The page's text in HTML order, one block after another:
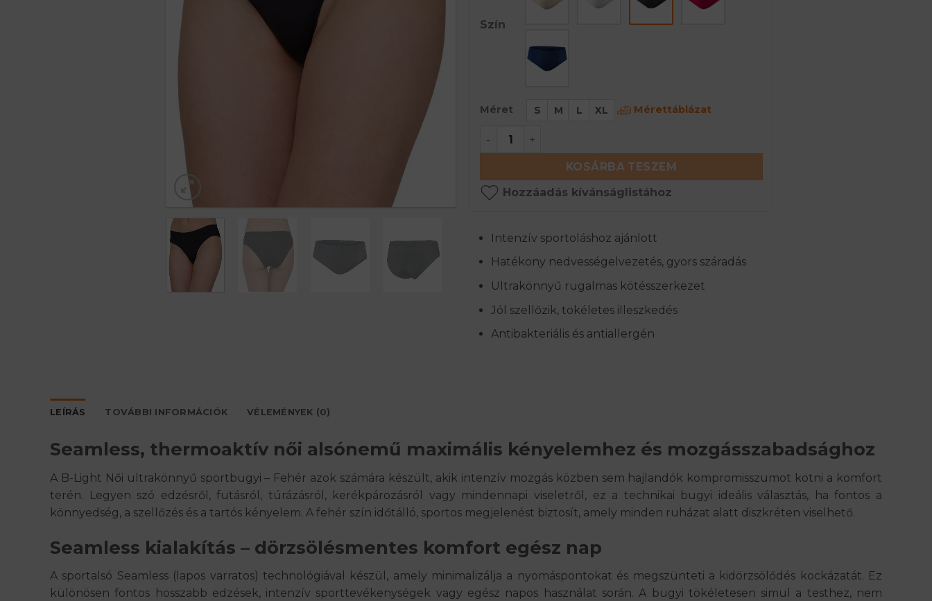
Szín
Méret S M L XL Mérettáblázat
B-LIGHT Női ultrakönnyű sportbugyi - Fekete mennyiség
KOSÁRBA TESZEM
Hozzáadás kívánságlistához
Intenzív sportoláshoz ajánlott
Hatékony nedvességelvezetés, gyors száradás
Ultrakönnyű rugalmas kötésszerkezet
Jól szellőzik, tökéletes illeszkedés
Antibakteriális és antiallergén
LEÍRÁS TOVÁBBI INFORMÁCIÓK VÉLEMÉNYEK (0)
Seamless, thermoaktív női alsónemű maximális kényelemhez és mozgásszabadsághoz
A B-Light Női ultrakönnyű sportbugyi – Fehér azok számára készült, akik intenzív mozgás közben sem hajlandók kompromisszumot kötni a komfort
terén. Legyen szó edzésről, futásról, túrázásról, kerékpározásról vagy mindennapi viseletről, ez a technikai bugyi ideális választás, ha fontos a
könnyedség, a szellőzés és a tartós kényelem. A fehér szín időtálló, sportos megjelenést biztosít, amely minden ruházat alatt diszkréten viselhető.
Seamless kialakítás – dörzsölésmentes komfort egész nap
A sportalsó Seamless (lapos varratos) technológiával készül, amely minimalizálja a nyomáspontokat és megszünteti a kidörzsölődés kockázatát. Ez
különösen fontos hosszabb edzések, intenzív sporttevékenységek vagy egész napos használat során. A bugyi tökéletesen simul a testhez, nem